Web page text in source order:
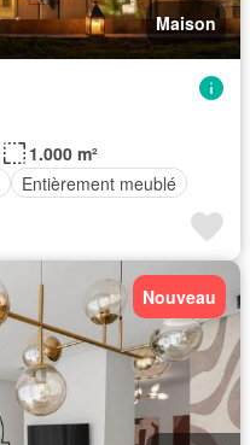
Maison
1.000 m²
Entièrement meublé
Nouveau